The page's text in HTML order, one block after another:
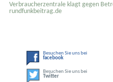
Verbraucherzentrale klagt gegen
rundfunkbeitrag.de
Besuchen Sie uns bei
facebook
Besuchen Sie uns bei
Twitter